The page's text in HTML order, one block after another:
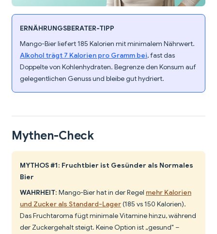
ERNÄHRUNGSBERATER-TIPP
Mango-Bier liefert 185 Kalorien mit minimalem Nährwert.
Alkohol trägt 7 Kalorien pro Gramm bei, fast das
Doppelte von Kohlenhydraten. Begrenze den Konsum auf
gelegentlichen Genuss und bleibe gut hydriert.
Mythen-Check
MYTHOS #1: Fruchtbier ist Gesünder als Normales
Bier
WAHRHEIT: Mango-Bier hat in der Regel mehr Kalorien
und Zucker als Standard-Lager(185 vs 150 Kalorien).
Das Fruchtaroma fügt minimale Vitamine hinzu, während
der Zuckergehalt steigt. Keine Option ist „gesund" –